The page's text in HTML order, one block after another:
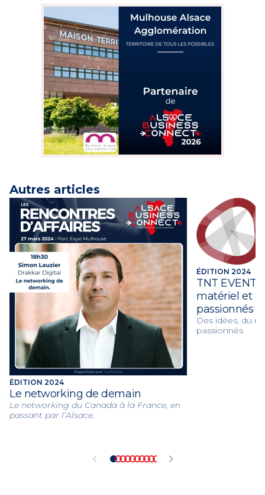
Autres articles
ÉDITION 2024
Le networking de demain
Le networking du Canada à la France, en
passant par l’Alsace.
ÉDITION 2024
TNT
matériel et
passionnés
Des idées, du
passionnés